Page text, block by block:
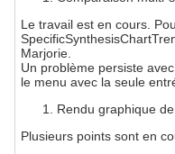
Le travail est en cours.
Marjorie.
Un problème persiste
le menu avec la seule
Rendu graphique
Plusieurs points sont en